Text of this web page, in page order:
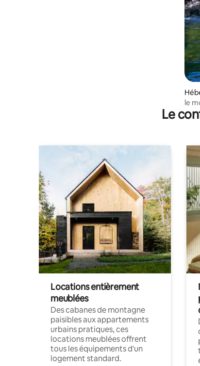
le
Le
Locations entièrement
meublées
Des cabanes de montagne
paisibles aux appartements
urbains pratiques, ces
locations meublées offrent
tous les équipements d'un
logement standard.